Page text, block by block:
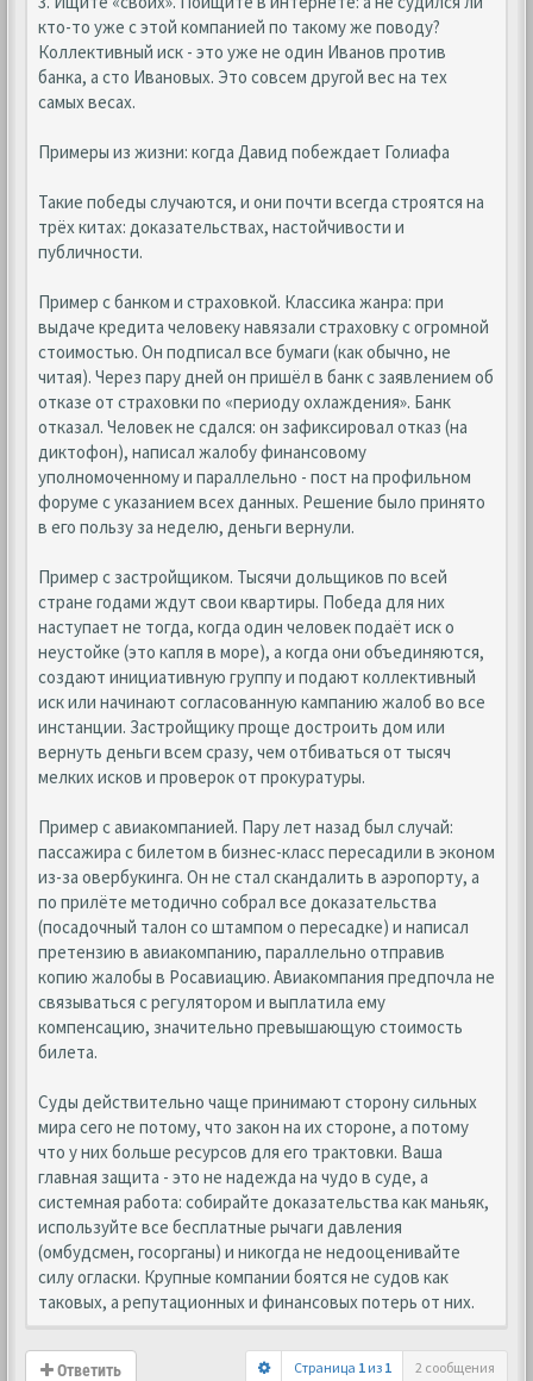
кто-то уже с этой компанией по такому же поводу?
Коллективный иск - это уже не один Иванов против
банка, а сто Ивановых. Это совсем другой вес на тех
самых весах.
Примеры из жизни: когда Давид побеждает Голиафа
Такие победы случаются, и они почти всегда строятся на
трёх китах: доказательствах, настойчивости и
публичности.
Пример с банком и страховкой. Классика жанра: при
выдаче кредита человеку навязали страховку с огромной
стоимостью. Он подписал все бумаги (как обычно, не
читая). Через пару дней он пришёл в банк с заявлением об
отказе от страховки по «периоду охлаждения». Банк
отказал. Человек не сдался: он зафиксировал отказ (на
диктофон), написал жалобу финансовому
уполномоченному и параллельно - пост на профильном
форуме с указанием всех данных. Решение было принято
в его пользу за неделю, деньги вернули.
Пример с застройщиком. Тысячи дольщиков по всей
стране годами ждут свои квартиры. Победа для них
наступает не тогда, когда один человек подаёт иск о
неустойке (это капля в море), а когда они объединяются,
создают инициативную группу и подают коллективный
иск или начинают согласованную кампанию жалоб во все
инстанции. Застройщику проще достроить дом или
вернуть деньги всем сразу, чем отбиваться от тысяч
мелких исков и проверок от прокуратуры.
Пример с авиакомпанией. Пару лет назад был случай:
пассажира с билетом в бизнес-класс пересадили в эконом
из-за овербукинга. Он не стал скандалить в аэропорту, а
по прилёте методично собрал все доказательства
(посадочный талон со штампом о пересадке) и написал
претензию в авиакомпанию, параллельно отправив
копию жалобы в Росавиацию. Авиакомпания предпочла не
связываться с регулятором и выплатила ему
компенсацию, значительно превышающую стоимость
билета.
Cуды действительно чаще принимают сторону сильных
мира сего не потому, что закон на их стороне, а потому
что у них больше ресурсов для его трактовки. Ваша
главная защита - это не надежда на чудо в суде, а
системная работа: собирайте доказательства как маньяк,
используйте все бесплатные рычаги давления
(омбудсмен, госорганы) и никогда не недооценивайте
силу огласки. Крупные компании боятся не судов как
таковых, а репутационных и финансовых потерь от них.
Ответить Страница 1 из 1 2 сообщения